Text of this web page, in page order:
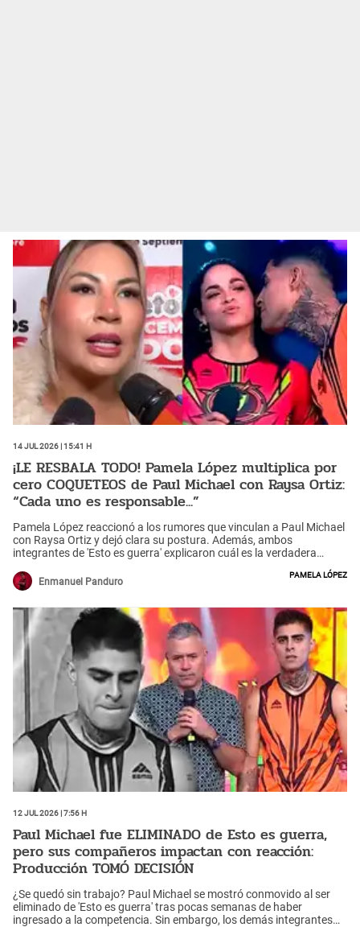
14 Jul 2026 | 15:41 h
¡LE RESBALA TODO! Pamela López multiplica por
cero COQUETEOS de Paul Michael con Raysa Ortiz:
“Cada uno es responsable...”
Pamela López reaccionó a los rumores que vinculan a Paul Michael
con Raysa Ortiz y dejó clara su postura. Además, ambos
integrantes de 'Esto es guerra' explicaron cuál es la verdadera
Enmanuel Panduro
Pamela López
12 Jul 2026 | 7:56 h
Paul Michael fue ELIMINADO de Esto es guerra,
pero sus compañeros impactan con reacción:
Producción TOMÓ DECISIÓN
¿Se quedó sin trabajo? Paul Michael se mostró conmovido al ser
eliminado de 'Esto es guerra' tras pocas semanas de haber
ingresado a la competencia. Sin embargo, los demás integrantes